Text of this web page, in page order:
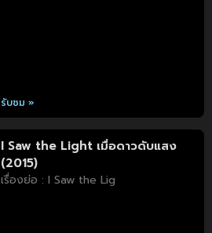
รับชม »
I Saw the Light เมื่อดาวดับแสง
(2015)
เรื่องย่อ : I Saw the Lig